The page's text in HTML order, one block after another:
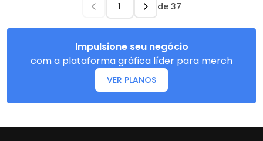
de 37
Impulsione seu negócio
com a plataforma gráfica líder para merch
VER PLANOS